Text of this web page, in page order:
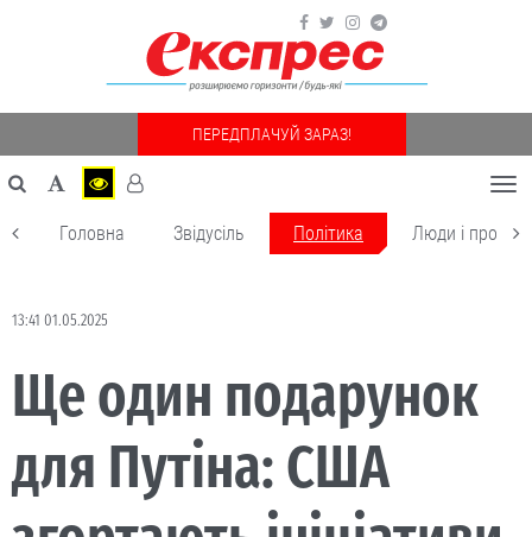
ПЕРЕДПЛАЧУЙ ЗАРАЗ!
Головна Звідусіль Політика Люди і
13:41 01.05.2025
Ще один подарунок
для Путіна: США